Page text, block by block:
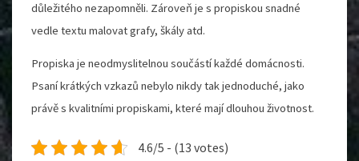
důležitého nezapomněli. Zároveň je s propiskou snadné
vedle textu malovat grafy, škály atd.
Propiska je neodmyslitelnou součástí každé domácnosti.
Psaní krátkých vzkazů nebylo nikdy tak jednoduché, jako
právě s kvalitními propiskami, které mají dlouhou životnost.
4.6/5 - (13 votes)